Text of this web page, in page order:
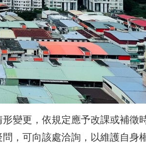
變更，依規定應予改課或補徵
，可向該處洽詢，以維護自身